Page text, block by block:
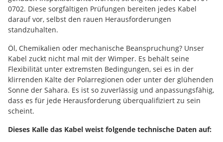
0702. Diese sorgfältigen Prüfungen bereiten jedes Kabel
darauf vor, selbst den rauen Herausforderungen
standzuhalten.
Öl, Chemikalien oder mechanische Beanspruchung? Unser
Kabel zuckt nicht mal mit der Wimper. Es behält seine
Flexibilität unter extremsten Bedingungen, sei es in der
klirrenden Kälte der Polarregionen oder unter der glühenden
Sonne der Sahara. Es ist so zuverlässig und anpassungsfähig,
dass es für jede Herausforderung überqualifiziert zu sein
scheint.
Dieses Kalle das Kabel weist folgende technische Daten auf: